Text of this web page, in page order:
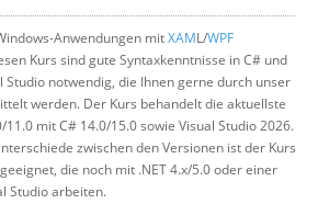
Anwendungen mitXAML/WPF
Kurs sind gute Syntaxkenntnisse in C# und
Studio notwendig, die Ihnen gerne durch unser
werden. Der Kurs behandelt die aktuellste
11.0 mit C# 14.0/15.0 sowie Visual Studio 2026.
zwischen den Versionen ist der Kurs
die noch mit .NET 4.x/5.0 oder einer
Studio arbeiten.